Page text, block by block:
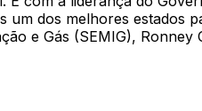
um dos melhores estados
e Gás (SEMIG), Ronney